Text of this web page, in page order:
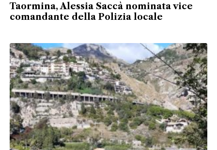
Taormina, Alessia Saccà nominata vice
comandante della Polizia locale